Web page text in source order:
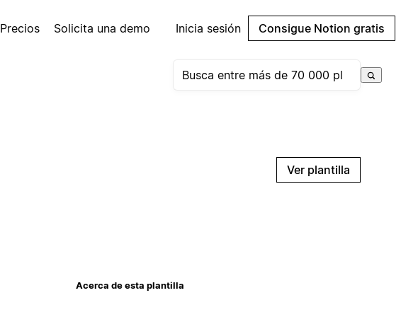
Precios Solicita una demo Inicia sesión Consigue Notion gratis
Ver plantilla
Acerca de esta plantilla